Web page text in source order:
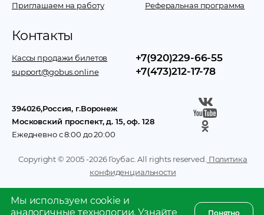
Мы используем cookie и
аналогичные технологии.Узнайте Понятно
Приглашаем на работу
Реферальная программа
Контакты
Кассы продажи билетов
support@gobus.online
+7(920)229-66-55
+7(473)212-17-78
394026,Россия, г.Воронеж
Московский проспект, д. 15, оф. 128
Ежедневно с 8:00 до 20:00
Copyright © 2005 -2026Гоубас. All rights reserved. Политика
конфиденциальности